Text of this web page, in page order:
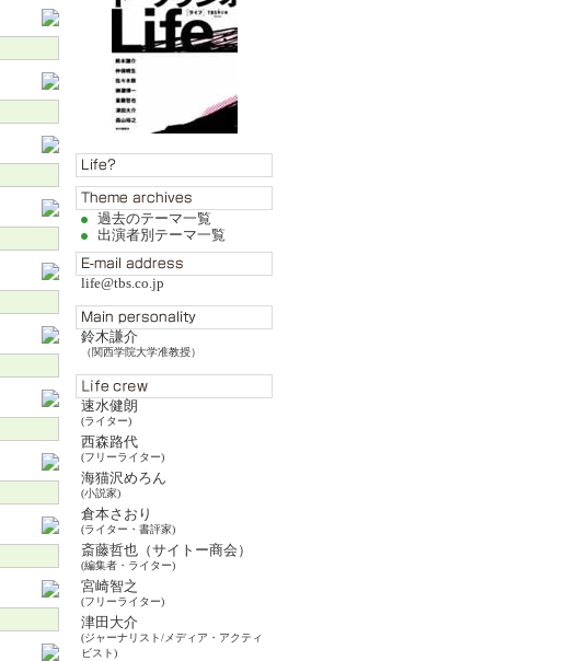
過去のテーマ一覧
出演者別テーマ一覧
life@tbs.co.jp
鈴木謙介
（関西学院大学准教授）
速水健朗
(ライター)
西森路代
(フリーライター)
海猫沢めろん
(小説家)
倉本さおり
(ライター・書評家)
斎藤哲也（サイトー商会）
(編集者・ライター)
宮崎智之
(フリーライター)
津田大介
(ジャーナリスト/メディア・アクティ
ビスト)